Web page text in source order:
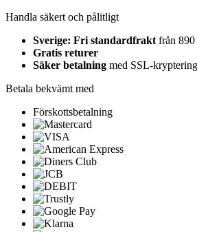
Handla säkert och pålitligt
Sverige: Fri standardfrakt från
Gratis returer
Säker betalning med SSL-kryptering
Betala bekvämt med
Förskottsbetalning